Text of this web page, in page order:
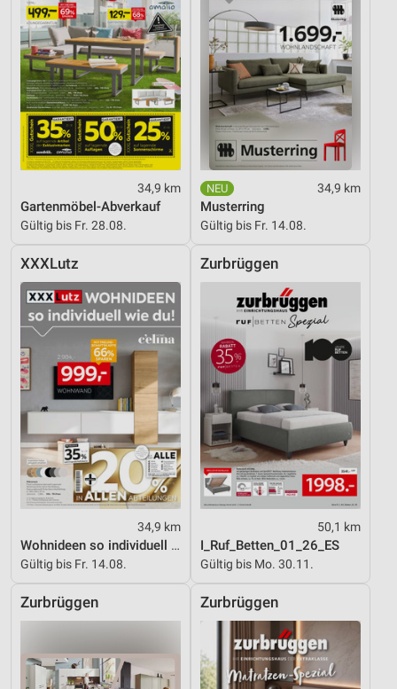
34,9 km
Gartenmöbel-Abverkauf
Gültig bis Fr. 28.08.
34,9 km
Musterring
Gültig bis Fr. 14.08.
XXXLutz
34,9 km
Wohnideen so individuell wie du!
Gültig bis Fr. 14.08.
Zurbrüggen
50,1 km
I_Ruf_Betten_01_26_ES
Gültig bis Mo. 30.11.
Zurbrüggen Zurbrüggen